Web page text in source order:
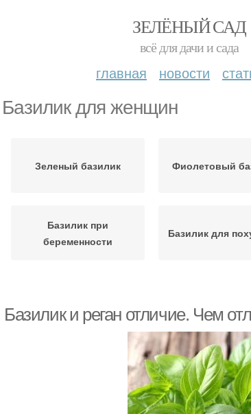
ЗЕЛЁНЫЙ САД
всё для дачи и сада
главная новости
Базилик для женщин
Зеленый базилик Фиолетовый
Базилик при
беременности
Базилик для
Рецепты с базиликом
Базилик и реган отличие. Чем